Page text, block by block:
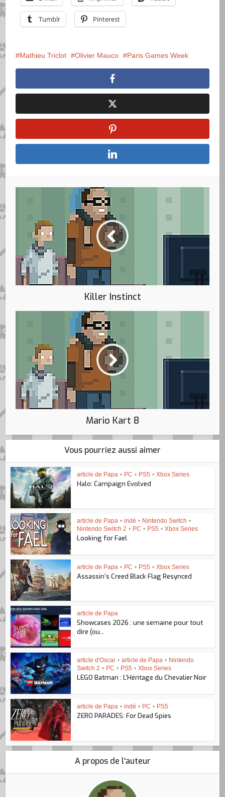
Tumblr Pinterest
Mathieu Triclot Olivier Mauco Paris Games Week
Killer Instinct
Mario Kart 8
Vous pourriez aussi aimer
article de Papa • PC • PS5 • Xbox Series
Halo: Campaign Evolved
article de Papa • indé • Nintendo Switch •
Nintendo Switch 2 • PC • PS5 • Xbox Series
Looking for Fael
article de Papa • PC • PS5 • Xbox Series
Assassin’s Creed Black Flag Resynced
article de Papa
Showcases 2026 : une semaine pour tout
dire (ou...
article d'Oscar • article de Papa • Nintendo
Switch 2 • PC • PS5 • Xbox Series
LEGO Batman : L’Héritage du Chevalier Noir
article de Papa • indé • PC • PS5
ZERO PARADES: For Dead Spies
A propos de l'auteur